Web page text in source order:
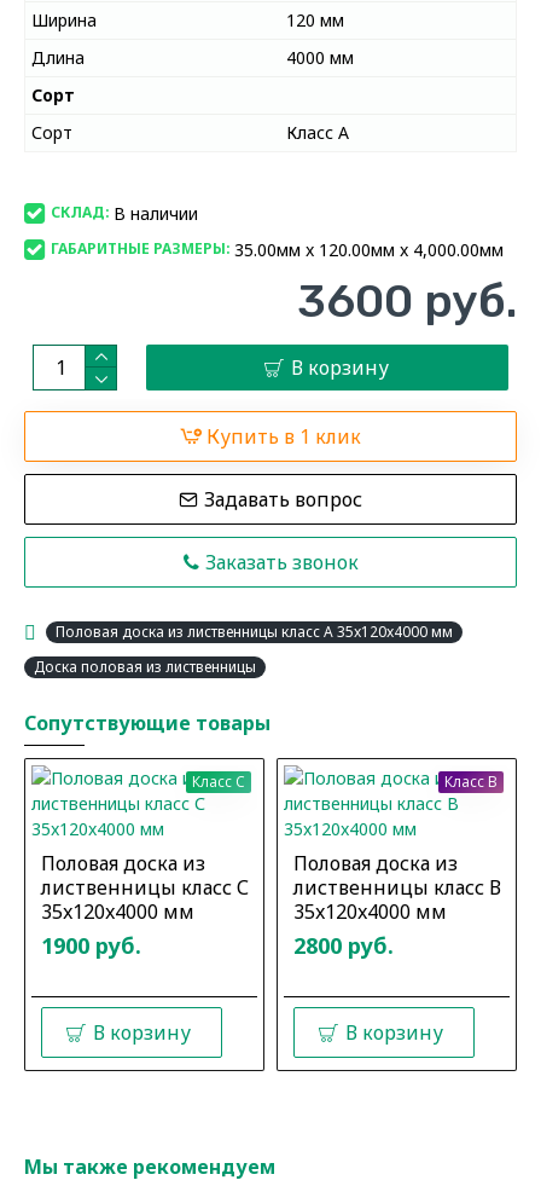
Ширина
120 мм
Длина
4000 мм
Сорт
Сорт
Класс А
СКЛАД: В наличии
ГАБАРИТНЫЕ РАЗМЕРЫ: 35.00мм x 120.00мм x 4,000.00мм
3600 руб.
В корзину
Купить в 1 клик
Задавать вопрос
Заказать звонок
Половая доска из лиственницы класс А 35x120x4000 мм
Доска половая из лиственницы
Сопутствующие товары
Класс C
Половая доска из
лиственницы класс С
35x120x4000 мм
1900 руб.
В корзину
Класс B
Половая доска из
лиственницы класс В
35x120x4000 мм
2800 руб.
В корзину
Мы также рекомендуем